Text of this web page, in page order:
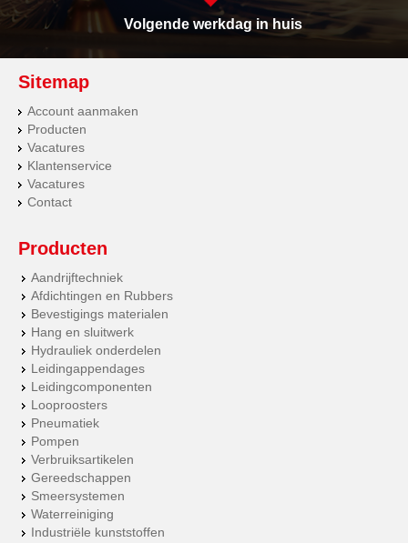
Volgende werkdag in huis
Sitemap
Account aanmaken
Producten
Vacatures
Klantenservice
Vacatures
Contact
Producten
Aandrijftechniek
Afdichtingen en Rubbers
Bevestigings materialen
Hang en sluitwerk
Hydrauliek onderdelen
Leidingappendages
Leidingcomponenten
Looproosters
Pneumatiek
Pompen
Verbruiksartikelen
Gereedschappen
Smeersystemen
Waterreiniging
Industriële kunststoffen